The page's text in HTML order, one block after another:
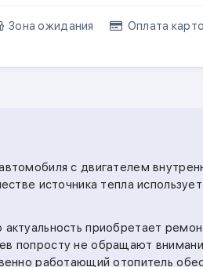
Зона ожидания
Оплата
с двигателем
источника тепла
приобретает
попросту не обращают
работающий отопитель